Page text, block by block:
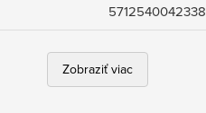
5712540042338
Zobraziť viac